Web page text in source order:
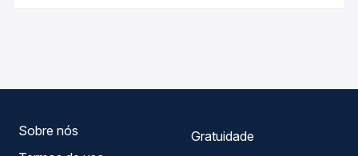
Sobre nós
Gratuidade